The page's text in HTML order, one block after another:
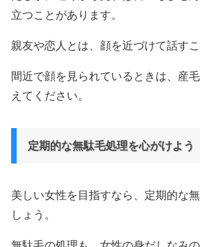
立つことがあります。
親友や恋人とは、顔を近づけて話す
間近で顔を見られているときは、産
えてください。
定期的な無駄毛処理を心がけよう
美しい女性を目指すなら、定期的な
しょう。